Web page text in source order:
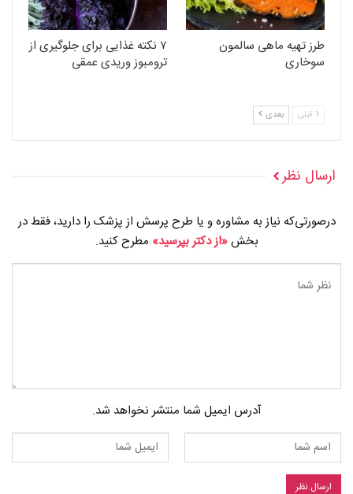
طرز تهیه ماهی سالمون
سوخاری
۷ نکته غذایی برای جلوگیری از
ترومبوز وریدی عمقی
قبلی بعدی
ارسال نظر
درصورتی‌که نیاز به مشاوره و یا طرح پرسش از پزشک را دارید، فقط در
بخش«از دکتر بپرسید» مطرح کنید.
آدرس ایمیل شما منتشر نخواهد شد.